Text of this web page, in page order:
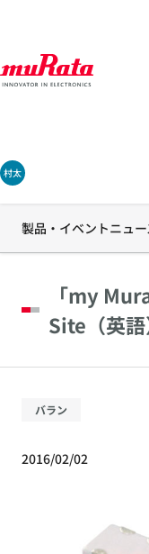
村太
製品・イベントニュー
「my
Site（英
バラン
2016/02/02